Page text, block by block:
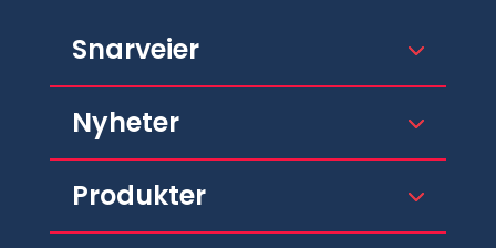
Snarveier
Nyheter
Produkter